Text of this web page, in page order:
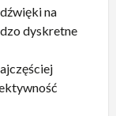
na
dyskretne